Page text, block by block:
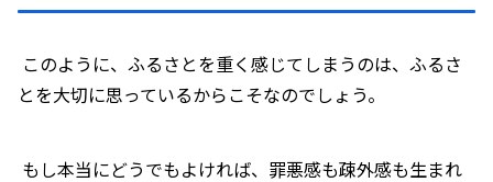
このように、ふるさとを重く感じてしまうのは、ふるさ
とを大切に思っているからこそなのでしょう。
もし本当にどうでもよければ、罪悪感も疎外感も生まれ